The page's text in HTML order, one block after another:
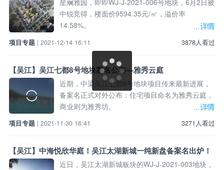
星斓雅园，即即WJ-J-2021-006号地块，6月2日被
中锐竞得，楼面价9594.35元/㎡，溢价率
14.58%。
3878人看过
项目专题 | 2021-12-14 16:11
【吴江】吴江七都8号地块案名公布—雅秀云庭
近期，中梁吴江七都8号地块项目传来最新进展，
备案名正式对外公布：住宅项目命名为雅秀云庭，
商业则为雅秀坊。
3271人看过
项目专题 | 2021-11-30 16:41
【吴江】中海悦欣华庭！吴江太湖新城一纯新盘备案名出炉！
近日，吴江太湖新城板块的WJ-J-2021-003地块，